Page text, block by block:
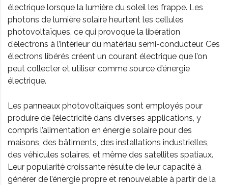
électrique lorsque la lumière du soleil les frappe. Les
photons de lumière solaire heurtent les cellules
photovoltaïques, ce qui provoque la libération
d’électrons à l’intérieur du matériau semi-conducteur. Ces
électrons libérés créent un courant électrique que l’on
peut collecter et utiliser comme source d’énergie
électrique.
Les panneaux photovoltaïques sont employés pour
produire de l’électricité dans diverses applications, y
compris l’alimentation en énergie solaire pour des
maisons, des bâtiments, des installations industrielles,
des véhicules solaires, et même des satellites spatiaux.
Leur popularité croissante résulte de leur capacité à
générer de l’énergie propre et renouvelable à partir de la